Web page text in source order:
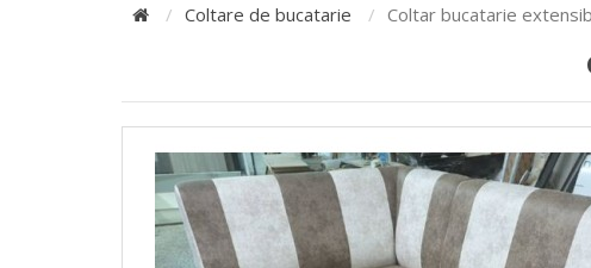
Coltare de bucatarie Coltar bucatarie